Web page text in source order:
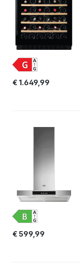
€ 1.649,99
€ 599,99